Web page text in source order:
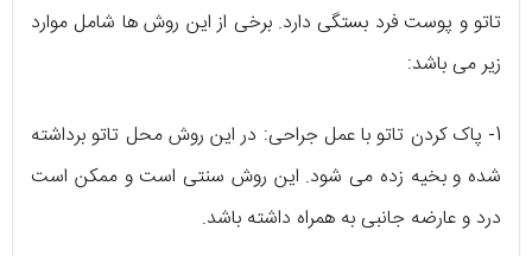
تاتو و پوست فرد بستگی دارد. برخی از این روش ها شامل موارد
زیر می باشد:
1- پاک کردن تاتو با عمل جراحی: در این روش محل تاتو برداشته
شده و بخیه زده می شود. این روش سنتی است و ممکن است
درد و عارضه جانبی به همراه داشته باشد.